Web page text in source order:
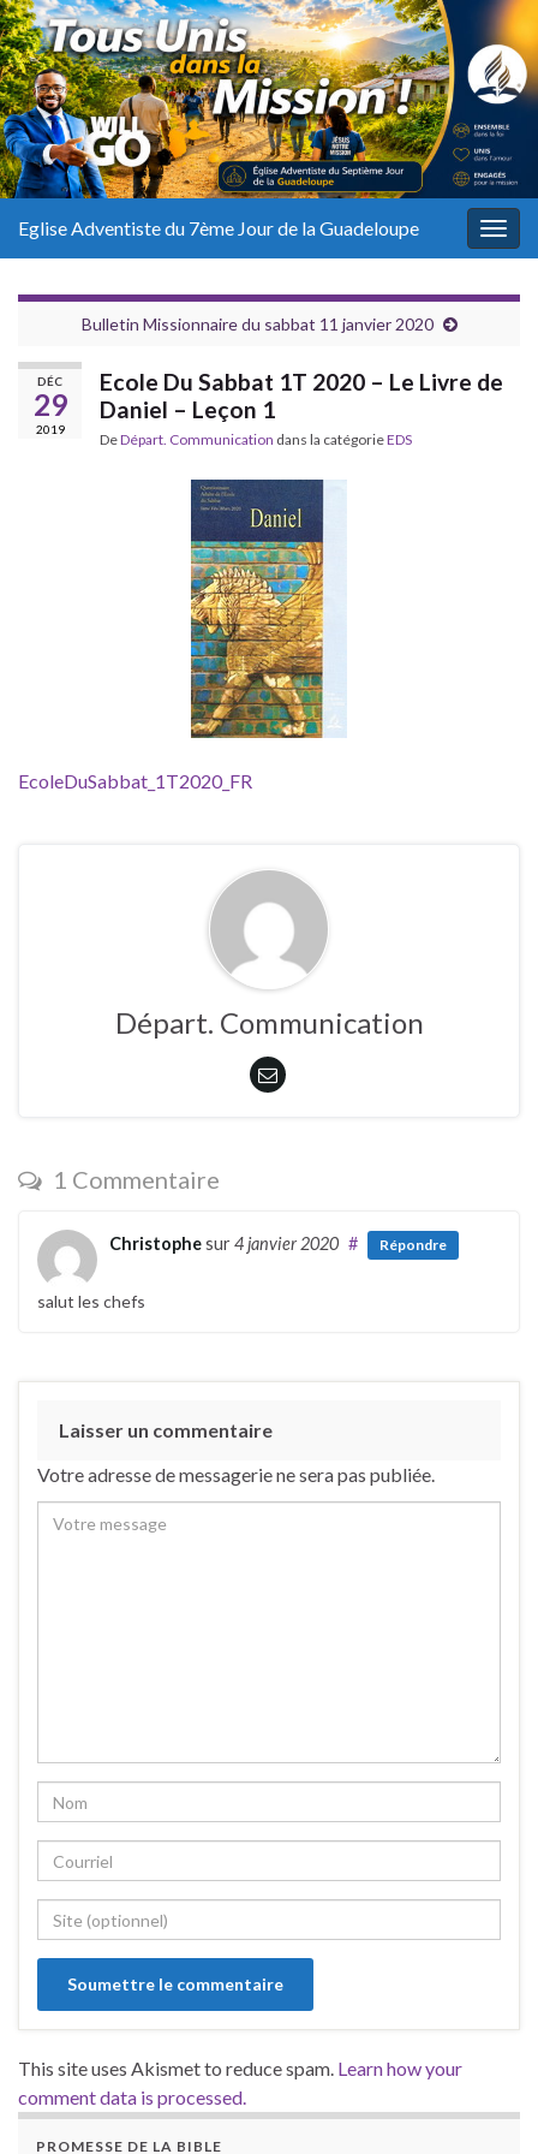
Eglise Adventiste du 7ème Jour de la Guadeloupe
Bulletin Missionnaire du sabbat 11 janvier 2020
DÉC
29
2019
Ecole Du Sabbat 1T 2020 – Le Livre de
Daniel – Leçon 1
DeDépart. Communication dans la catégorieEDS
EcoleDuSabbat_1T2020_FR
Départ. Communication
1 Commentaire
Christophesur 4 janvier 2020 # Répondre
salut les chefs
Laisser un commentaire
Votre adresse de messagerie ne sera pas publiée.
This site uses Akismet to reduce spam. Learn how your
comment data is processed.
PROMESSE DE LA BIBLE